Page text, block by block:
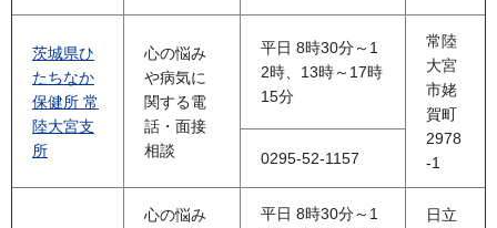
茨城県ひ
たちなか
保健所 常
陸大宮支
所
心の悩み
や病気に
関する電
話・面接
相談
平日 8時30分～1
2時、13時～17時
15分
常陸
大宮
市姥
賀町
2978
-1
0295-52-1157
心の悩み
平日 8時30分～1
日立